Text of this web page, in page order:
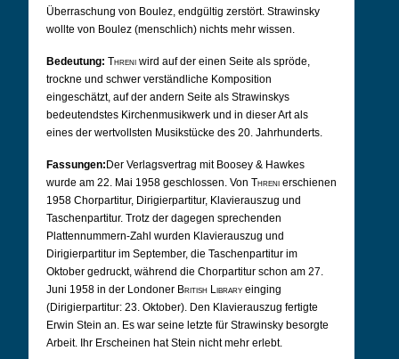
Überraschung von Boulez, endgültig zerstört. Strawinsky
wollte von Boulez (menschlich) nichts mehr wissen.
Bedeutung: Threni wird auf der einen Seite als spröde,
trockne und schwer verständliche Komposition
eingeschätzt, auf der andern Seite als Strawinskys
bedeutendstes Kirchenmusikwerk und in dieser Art als
eines der wertvollsten Musikstücke des 20. Jahrhunderts.
Fassungen: Der Verlagsvertrag mit Boosey & Hawkes
wurde am 22. Mai 1958 geschlossen. Von Threni erschienen
1958 Chorpartitur, Dirigierpartitur, Klavierauszug und
Taschenpartitur. Trotz der dagegen sprechenden
Plattennummern-Zahl wurden Klavierauszug und
Dirigierpartitur im September, die Taschenpartitur im
Oktober gedruckt, während die Chorpartitur schon am 27.
Juni 1958 in der Londoner British Library einging
(Dirigierpartitur: 23. Oktober). Den Klavierauszug fertigte
Erwin Stein an. Es war seine letzte für Strawinsky besorgte
Arbeit. Ihr Erscheinen hat Stein nicht mehr erlebt.